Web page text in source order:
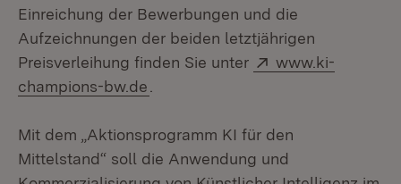
Einreichung der Bewerbungen und die
Aufzeichnungen der beiden letztjährigen
Preisverleihung finden Sie unter
Extern:
www.ki-
champions-bw.de
Mit dem „Aktionsprogramm KI für den
Mittelstand“ soll die Anwendung und